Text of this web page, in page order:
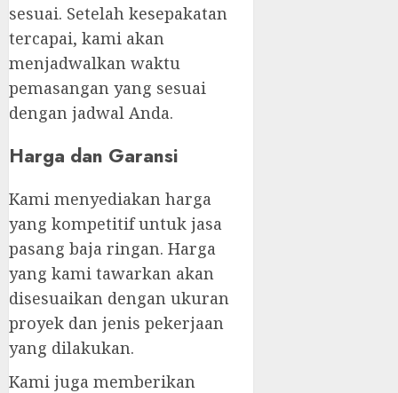
sesuai. Setelah kesepakatan
tercapai, kami akan
menjadwalkan waktu
pemasangan yang sesuai
dengan jadwal Anda.
Harga dan Garansi
Kami menyediakan harga
yang kompetitif untuk jasa
pasang baja ringan. Harga
yang kami tawarkan akan
disesuaikan dengan ukuran
proyek dan jenis pekerjaan
yang dilakukan.
Kami juga memberikan